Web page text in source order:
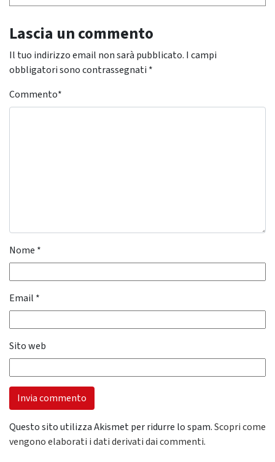
Lascia un commento
Il tuo indirizzo email non sarà pubblicato. I campi
obbligatori sono contrassegnati *
Commento*
Nome *
Email *
Sito web
Questo sito utilizza Akismet per ridurre lo spam.Scopri come
vengono elaborati i dati derivati dai commenti.